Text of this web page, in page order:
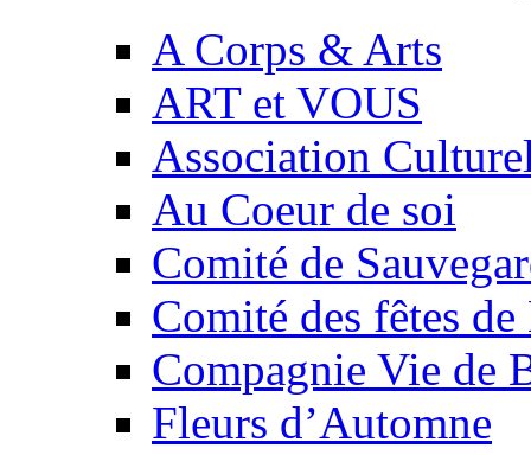
A Corps & Arts
ART et VOUS
Association
Au Coeur de soi
Comité de
Comité des fêtes
Compagnie Vie de
Fleurs d’Automne